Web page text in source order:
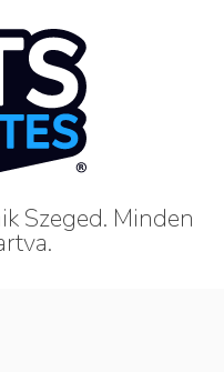
Szeged. Minden